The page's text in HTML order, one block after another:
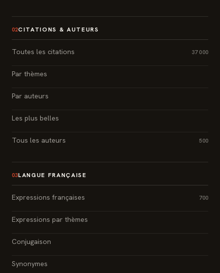
02CITATIONS & AUTEURS
Toutes les citations 37 000
Par thèmes
Par auteurs
Les plus belles
Tous les auteurs 500
03LANGUE FRANÇAISE
Expressions françaises 700
Expressions par thèmes
Conjugaison
Synonymes